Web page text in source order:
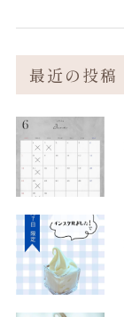
最近の投稿